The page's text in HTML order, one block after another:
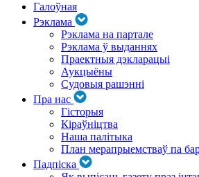
Галоўная
Рэклама
Рэклама на партале
Рэклама ў выданнях
Праектныя дэкларацыі
Аукцыёны
Судовыя рашэнні
Пра нас
Гісторыя
Кіраўніцтва
Наша палітыка
План мерапрыемстваў па
Падпіска